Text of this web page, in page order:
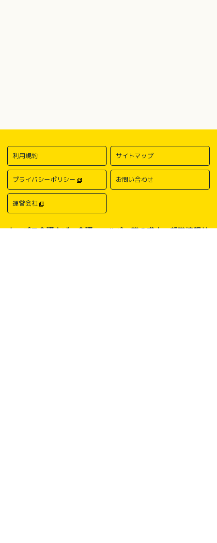
利用規約 サイトマップ
プライバシーポリシー お問い合わせ
運営会社
キャプラ介護ナビ－介護・ヘルパー職の求人・転職情報サ